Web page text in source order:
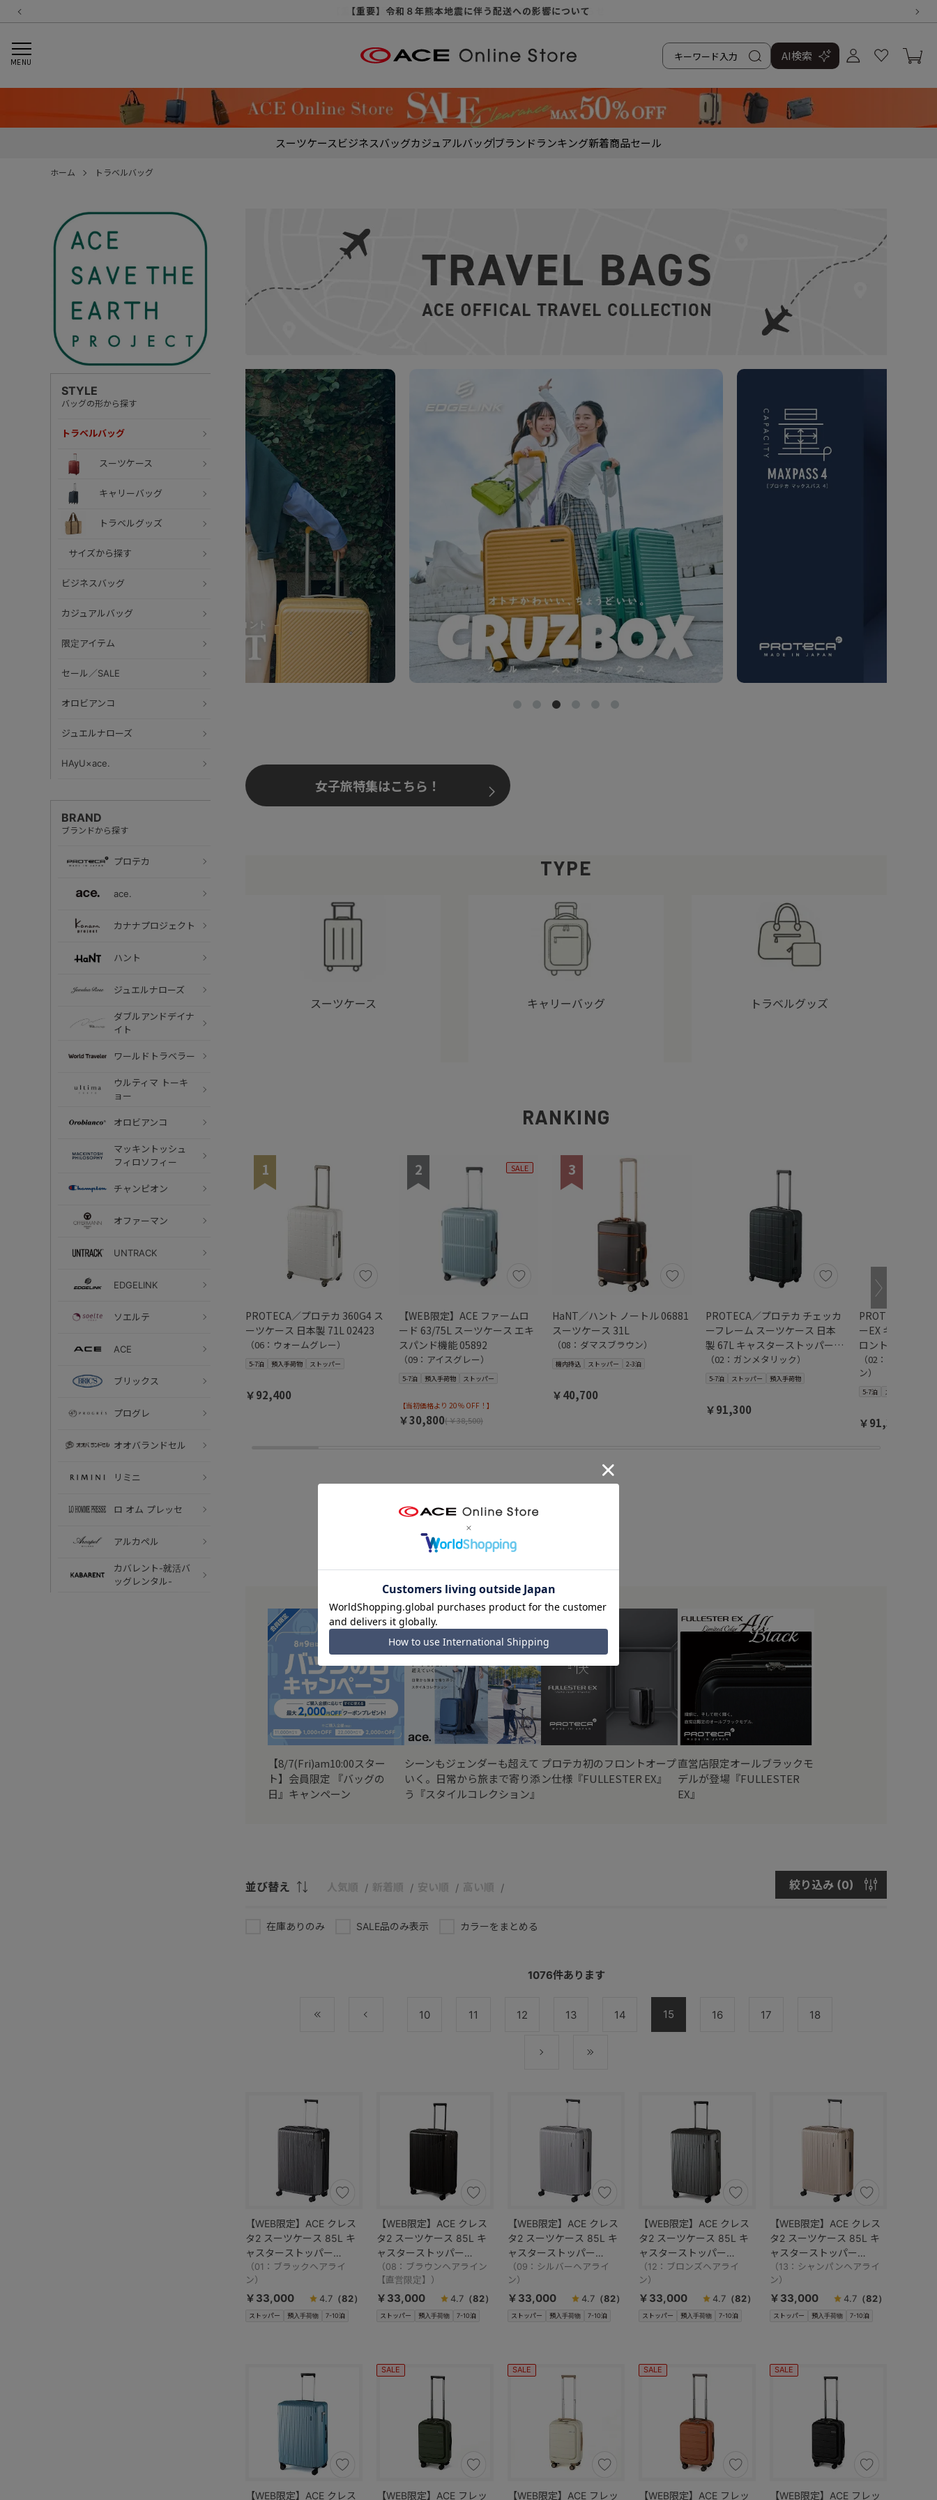
【重要】令和８年熊本地震に伴う配送への影響について
【重要】納品書・領収書ペーパーレス化（電子化）のお知らせ
【重要】天候不良や交通状況・物量増等に伴う配送への影響について
【重要】悪質な詐欺サイトにご注意ください
【重要】各種メールが届かない場合に関しまして
【重要】お問い合わせのご対応に関しまして
【重要】SNSのなりすまし詐欺にご注意ください
MENU AI検索
スーツケースビジネスバッグカジュアルバッグブランドランキング新着商品セール
ホーム トラベルバッグ
STYLE
バッグの形から探す
トラベルバッグ
スーツケース
キャリーバッグ
トラベルグッズ
サイズから探す
ビジネスバッグ
カジュアルバッグ
限定アイテム
セール／SALE
オロビアンコ
ジュエルナローズ
HAyU×ace.
BRAND
ブランドから探す
プロテカ
ace.
カナナプロジェクト
ハント
ジュエルナローズ
ダブルアンドデイナ
イト
ワールドトラベラー
ウルティマ トーキ
ョー
オロビアンコ
マッキントッシュ
フィロソフィー
チャンピオン
オファーマン
UNTRACK
EDGELINK
ソエルテ
ACE
ブリックス
プログレ
オオバランドセル
リミニ
ロ オム プレッセ
アルカペル
カバレント-就活バ
ッグレンタル-
女子旅特集はこちら！
TYPE
スーツケース キャリーバッグ トラベルグッズ
RANKING
1
PROTECA／プロテカ 360G4 ス
ーツケース 日本製 71L 02423
（06：ウォームグレー）
5-7泊 預入手荷物 ストッパー
￥92,400
2
【WEB限定】ACE ファームロ
ード 63/75L スーツケース エキ
スパンド機能 05892
（09：アイスグレー）
SALE
5-7泊 預入手荷物 ストッパー
【当初価格より 20％ OFF！】
￥30,800(￥38,500)
3
HaNT／ハント ノートル 06881
スーツケース 31L
（08：ダマスブラウン）
機内持込 ストッパー 2-3泊
￥40,700
PROTECA／プロテカ チェッカ
ーフレーム スーツケース 日本
製 67L キャスターストッパー
00143
（02：ガンメタリック）
5-7泊 ストッパー 預入手荷物
￥91,300
PROTECA／プ
ーEX キャスター
ロントオープン
01553
（02：ガンメタ
ン）
5-7泊 ストッパー
￥91,300
【8/7(Fri)am10:00スター
ト】会員限定 『バッグの
日』キャンペーン
シーンもジェンダーも超えて
いく。日常から旅まで寄り添
う『スタイルコレクション』
プロテカ初のフロントオープ
ン仕様『FULLESTER EX』
直営店限定オールブラックモ
デルが登場『FULLESTER
EX』
並び替え 人気順 新着順 安い順 高い順 絞り込み (0)
在庫ありのみ カラーをまとめる
SALE品のみ表示
1076件あります
10 11 12 13 14 15 16 17 18
【WEB限定】ACE クレス
タ2 スーツケース 85L キ
ャスターストッパー
06938
（01：ブラックヘアライ
ン）
ストッパー 預入手荷物 7-10泊
￥33,000 4.7 （82）
【WEB限定】ACE クレス
タ2 スーツケース 85L キ
ャスターストッパー
06938
（08：ブラウンヘアライン
【直営限定】）
ストッパー 預入手荷物 7-10泊
￥33,000 4.7 （82）
【WEB限定】ACE クレス
タ2 スーツケース 85L キ
ャスターストッパー
06938
（09：シルバーヘアライ
ン）
ストッパー 預入手荷物 7-10泊
￥33,000 4.7 （82）
【WEB限定】ACE クレス
タ2 スーツケース 85L キ
ャスターストッパー
06938
（12：ブロンズヘアライ
ン）
ストッパー 預入手荷物 7-10泊
￥33,000 4.7 （82）
【WEB限定】ACE クレス
タ2 スーツケース 85L キ
ャスターストッパー
06938
（13：シャンパンヘアライ
ン）
ストッパー 預入手荷物 7-10泊
￥33,000 4.7 （82）
【WEB限定】ACE クレス 【WEB限定】ACE フレッ
SALE
【WEB限定】ACE フレッ
SALE
【WEB限定】ACE フレッ
SALE
【WEB限定】ACE フレッ
SALE